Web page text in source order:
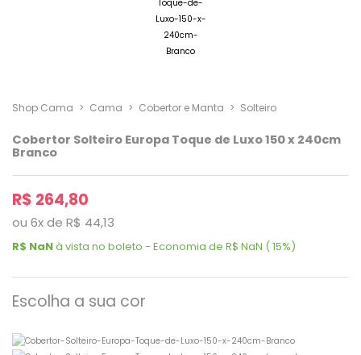
Shop Cama > Cama > Cobertor e Manta > Solteiro
Cobertor Solteiro Europa Toque de Luxo 150 x 240cm
Branco
R$ 264,80
ou 6xde R$ 44,13
R$ NaNà vista no boleto - Economia de R$ NaN ( 15%)
Escolha a sua cor